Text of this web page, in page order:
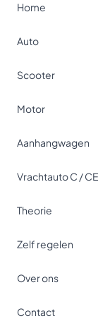
Home
Auto
Scooter
Motor
Aanhangwagen
Vrachtauto C / CE
Theorie
Zelf regelen
Over ons
Contact